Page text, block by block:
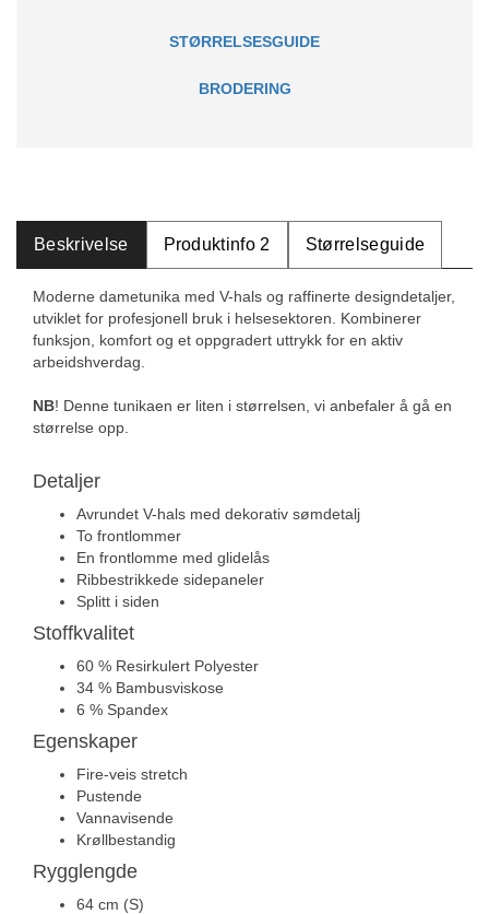
STØRRELSESGUIDE
BRODERING
Beskrivelse Produktinfo 2 Størrelseguide
Moderne dametunika med V-hals og raffinerte designdetaljer,
utviklet for profesjonell bruk i helsesektoren. Kombinerer
funksjon, komfort og et oppgradert uttrykk for en aktiv
arbeidshverdag.
NB! Denne tunikaen er liten i størrelsen, vi anbefaler å gå en
størrelse opp.
Detaljer
Avrundet V-hals med dekorativ sømdetalj
To frontlommer
En frontlomme med glidelås
Ribbestrikkede sidepaneler
Splitt i siden
Stoffkvalitet
60 % Resirkulert Polyester
34 % Bambusviskose
6 % Spandex
Egenskaper
Fire-veis stretch
Pustende
Vannavisende
Krøllbestandig
Rygglengde
64 cm (S)